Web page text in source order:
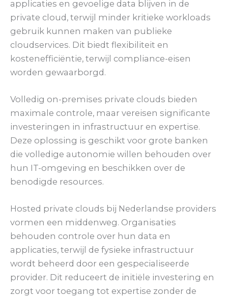
applicaties en gevoelige data blijven in de
private cloud, terwijl minder kritieke workloads
gebruik kunnen maken van publieke
cloudservices. Dit biedt flexibiliteit en
kostenefficiëntie, terwijl compliance-eisen
worden gewaarborgd.
Volledig on-premises private clouds bieden
maximale controle, maar vereisen significante
investeringen in infrastructuur en expertise.
Deze oplossing is geschikt voor grote banken
die volledige autonomie willen behouden over
hun IT-omgeving en beschikken over de
benodigde resources.
Hosted private clouds bij Nederlandse providers
vormen een middenweg. Organisaties
behouden controle over hun data en
applicaties, terwijl de fysieke infrastructuur
wordt beheerd door een gespecialiseerde
provider. Dit reduceert de initiële investering en
zorgt voor toegang tot expertise zonder de